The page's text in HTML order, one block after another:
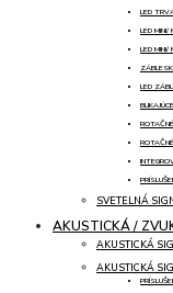
LED
LED MINI/
LED MINI/
LED
SVETELNÁ
AKUSTICKÁ /
AKUSTICKÁ
AKUSTICKÁ